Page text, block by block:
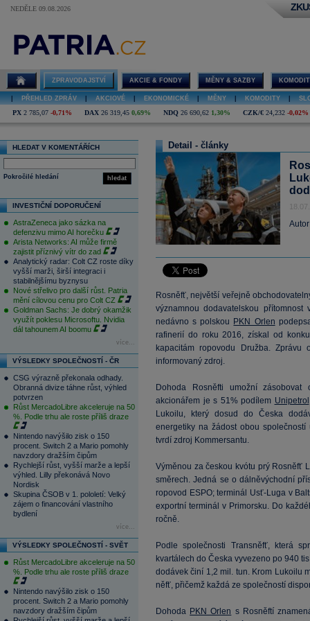
NEDĚLE 09.08.2026
ZPRAVODAJSTVÍ AKCIE & FONDY MĚNY & SAZBY
PŘEHLED ZPRÁV AKCIOVÉ EKONOMICKÉ MĚNY KOMODITY
PX 2 785,07 -0,71% DAX 26 319,45 0,69% NDQ 26 690,62 1,30% CZK/€ 24,232 -0,02%
HLEDAT V KOMENTÁŘÍCH
hledat
Pokročilé hledání
INVESTIČNÍ DOPORUČENÍ
AstraZeneca jako sázka na
defenzivu mimo AI horečku
Arista Networks: AI může firmě
zajistit příznivý vítr do zad
Analytický radar: Colt CZ roste díky
vyšší marži, širší integraci i
stabilnějšímu byznysu
Nové střelivo pro další růst. Patria
mění cílovou cenu pro Colt CZ
Goldman Sachs: Je dobrý okamžik
využít poklesu Microsoftu. Nvidia
dál tahounem AI boomu
více...
VÝSLEDKY SPOLEČNOSTÍ - ČR
CSG výrazně překonala odhady.
Obranná divize táhne růst, výhled
potvrzen
Růst MercadoLibre akceleruje na 50
%. Podle trhu ale roste příliš draze
Nintendo navýšilo zisk o 150
procent. Switch 2 a Mario pomohly
navzdory dražším čipům
Rychlejší růst, vyšší marže a lepší
výhled. Lilly překonává Novo
Nordisk
Skupina ČSOB v 1. pololetí: Velký
zájem o financování vlastního
bydlení
více...
VÝSLEDKY SPOLEČNOSTÍ - SVĚT
Růst MercadoLibre akceleruje na 50
%. Podle trhu ale roste příliš draze
Nintendo navýšilo zisk o 150
procent. Switch 2 a Mario pomohly
navzdory dražším čipům
Detail - články
Rosněfť, největší veřejně
významnou dodavatelskou
nedávno s polskou PKN Orlen
rafinerií do roku 2016, získal od
kapacitám ropovodu Družba.
informovaný zdroj.
Dohoda Rosněfti umožní
akcionářem je s 51% podílem Unipetrol
Lukoilu, který dosud do Česka
energetiky na žádost obou společností
tvrdí zdroj Kommersantu.
Výměnou za českou kvótu prý Rosněfť
směrech. Jedná se o dálněvýchodní
ropovod ESPO; terminál Usť-Luga v
exportní terminál v Primorsku. Do
ročně.
Podle společnosti Transněfť, která
kvartálech do Česka vyvezeno po 940
dodávek činí 1,2 mil. tun. Krom Lukoilu
něfť, přičemž každá ze společností
Dohoda PKN Orlen s Rosněftí